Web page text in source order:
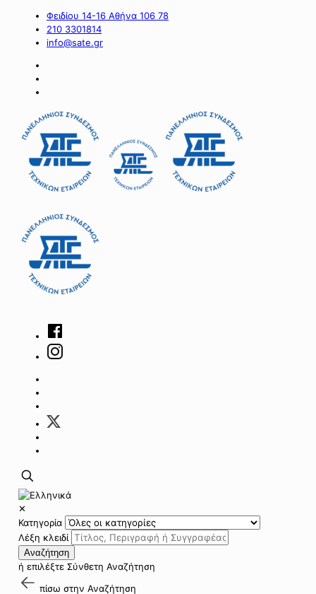
Φειδίου 14-16 Αθήνα 106 78
210 3301814
info@sate.gr
✕
Κατηγορία
Λέξη κλειδί
Αναζήτηση
ή επιλέξτε Σύνθετη Αναζήτηση
πίσω στην Αναζήτηση